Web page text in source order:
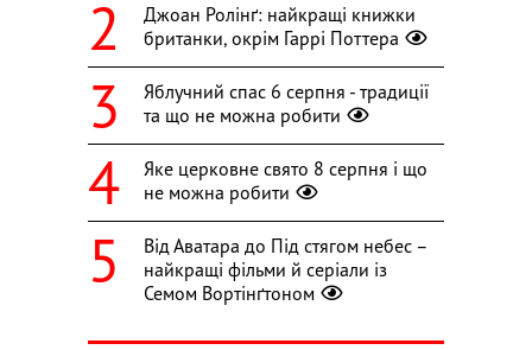
Джоан Ролінґ: найкращі книжки
британки, окрім Гаррі Поттера
Яблучний спас 6 серпня - традиції
та що не можна робити
Яке церковне свято 8 серпня і що
не можна робити
Від Аватара до Під стягом небес –
найкращі фільми й серіали із
Семом Вортінґтоном